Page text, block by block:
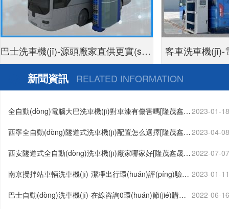
巴士洗車機(jī)-源頭廠家直供更實(shí)
惠[隆茂鑫晟]
客車洗車機(jī)-
新聞資訊 RELATED INFORMATION
全自動(dòng)電腦大巴洗車機(jī)對車漆有傷害嗎[隆茂鑫
2023-01-
西寧全自動(dòng)隧道式洗車機(jī)配置怎么選擇[隆茂鑫
2023-04-
西安隧道式全自動(dòng)洗車機(jī)廠家哪家好[隆茂鑫晟]
2022-07-
南京攪拌站車輛洗車機(jī)-潔凈出行環(huán)評(píng)驗
2023-01-
巴士自動(dòng)洗車機(jī)-在線咨詢0環(huán)節(jié)購買
2022-06-